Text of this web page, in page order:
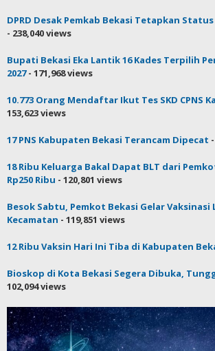
DPRD Desak Pemkab Bekasi Tetapkan
- 238,040 views
Bupati Bekasi Eka Lantik 16 Kades Terpilih
2027- 171,968 views
10.773 Orang Mendaftar Ikut Tes SKD CPNS
153,623 views
17 PNS Kabupaten Bekasi Terancam Dipecat
18 Ribu Keluarga Bakal Dapat BLT dari
Rp250 Ribu - 120,801 views
Besok Sabtu, Pemkot Bekasi Gelar Vaksinasi
Kecamatan - 119,851 views
12 Ribu Vaksin Hari Ini Tiba di Kabupaten
Bioskop di Kota Bekasi Segera Dibuka,
102,094 views